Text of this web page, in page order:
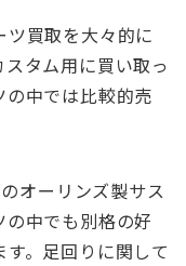
ツ買取を大々的に
タム用に買い取っ
中では比較的売
オーリンズ製サス
中でも別格の好
。足回りに関して